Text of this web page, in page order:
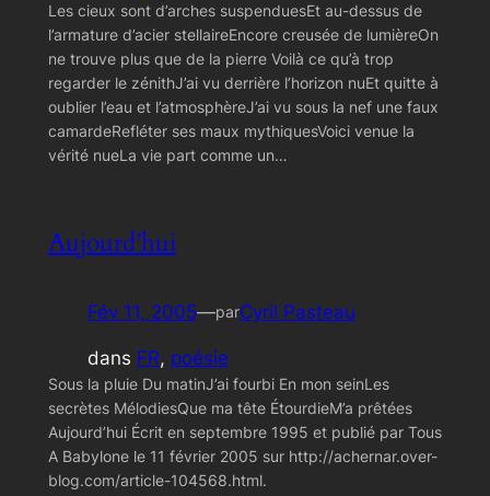
Les cieux sont d’arches suspenduesEt au-dessus de
l’armature d’acier stellaireEncore creusée de lumièreOn
ne trouve plus que de la pierre Voilà ce qu’à trop
regarder le zénithJ’ai vu derrière l’horizon nuEt quitte à
oublier l’eau et l’atmosphèreJ’ai vu sous la nef une faux
camardeRefléter ses maux mythiquesVoici venue la
vérité nueLa vie part comme un…
Aujourd’hui
Fév 11, 2005—parCyril Pasteau
dans FR, poésie
Sous la pluie Du matinJ’ai fourbi En mon seinLes
secrètes MélodiesQue ma tête ÉtourdieM’a prêtées
Aujourd’hui Écrit en septembre 1995 et publié par Tous
A Babylone le 11 février 2005 sur http://achernar.over-
blog.com/article-104568.html.